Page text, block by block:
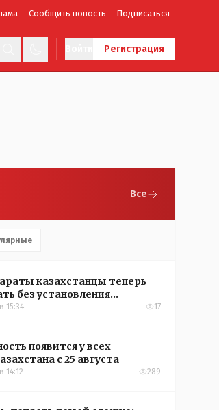
Сообщить новость Подписаться
Регистрация
Все
казахстанцы теперь
без установления
15:34 17
появится у всех
с 25 августа
14:12 289